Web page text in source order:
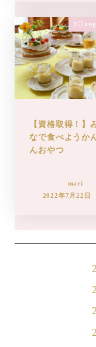
【資格取得！】
なで食べようか
んおやつ
mari
2022年7月22日